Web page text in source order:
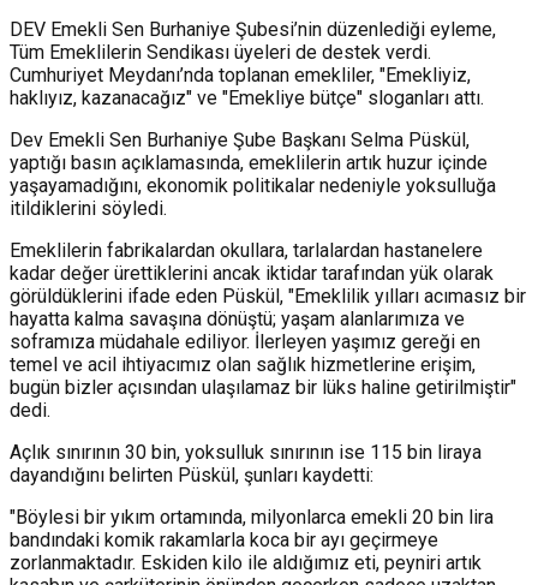
DEV Emekli Sen Burhaniye Şubesi’nin düzenlediği eyleme,
Tüm Emeklilerin Sendikası üyeleri de destek verdi.
Cumhuriyet Meydanı’nda toplanan emekliler, "Emekliyiz,
haklıyız, kazanacağız" ve "Emekliye bütçe" sloganları attı.
Dev Emekli Sen Burhaniye Şube Başkanı Selma Püskül,
yaptığı basın açıklamasında, emeklilerin artık huzur içinde
yaşayamadığını, ekonomik politikalar nedeniyle yoksulluğa
itildiklerini söyledi.
Emeklilerin fabrikalardan okullara, tarlalardan hastanelere
kadar değer ürettiklerini ancak iktidar tarafından yük olarak
görüldüklerini ifade eden Püskül, "Emeklilik yılları acımasız bir
hayatta kalma savaşına dönüştü; yaşam alanlarımıza ve
soframıza müdahale ediliyor. İlerleyen yaşımız gereği en
temel ve acil ihtiyacımız olan sağlık hizmetlerine erişim,
bugün bizler açısından ulaşılamaz bir lüks haline getirilmiştir"
dedi.
Açlık sınırının 30 bin, yoksulluk sınırının ise 115 bin liraya
dayandığını belirten Püskül, şunları kaydetti:
"Böylesi bir yıkım ortamında, milyonlarca emekli 20 bin lira
bandındaki komik rakamlarla koca bir ayı geçirmeye
zorlanmaktadır. Eskiden kilo ile aldığımız eti, peyniri artık